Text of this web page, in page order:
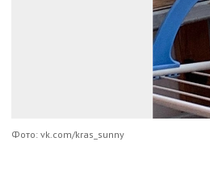
Фото: vk.com/kras_sunny